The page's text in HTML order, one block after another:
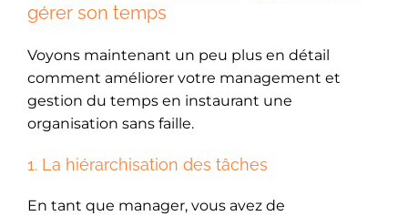
gérer son temps
Voyons maintenant un peu plus en détail
comment améliorer votre management et
gestion du temps en instaurant une
organisation sans faille.
1. La hiérarchisation des tâches
En tant que manager, vous avez de